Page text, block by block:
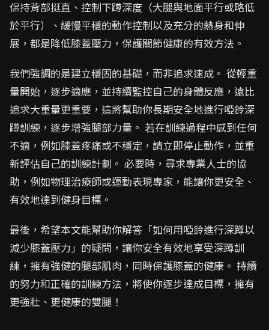
保持背部挺直、控制下蹲深度（大腿與地面平行或略低
於平行）、緩慢平穩的動作控制以及充分的熱身和伸
展，都是降低膝蓋壓力，保護關節健康的有效方法。
我們強調的是建立穩固的基礎，而非追求速成。 從輕重
量開始，逐步適應，並持續監控自己的身體反應，遠比
追求大重量更重要，這將幫助你長期安全地進行啞鈴深
蹲訓練，逐步增強腿部力量。 若在訓練過程中感到任何
不適，例如膝蓋疼痛或不穩定，請立即停止動作，並重
新評估自己的訓練計劃。 必要時，尋求專業人士的協
助，例如物理治療師或運動表現專家，能讓你更安全、
有效地達到健身目標。
最後，希望本文能幫助你解答「如何用啞鈴進行深蹲以
減少膝蓋壓力」的疑問，讓你安全有效地享受深蹲訓
練，擁有強健的腿部肌肉，同時保護膝蓋的健康。 持續
的努力和正確的訓練方法，將使你逐步達成目標，擁有
更強壯、更健康的雙腿！